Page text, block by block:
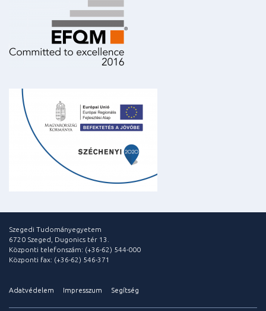
Szegedi Tudományegyetem
6720 Szeged, Dugonics tér 13.
Központi telefonszám: (+36-62) 544-000
Központi fax: (+36-62) 546-371
Adatvédelem Impresszum Segítség